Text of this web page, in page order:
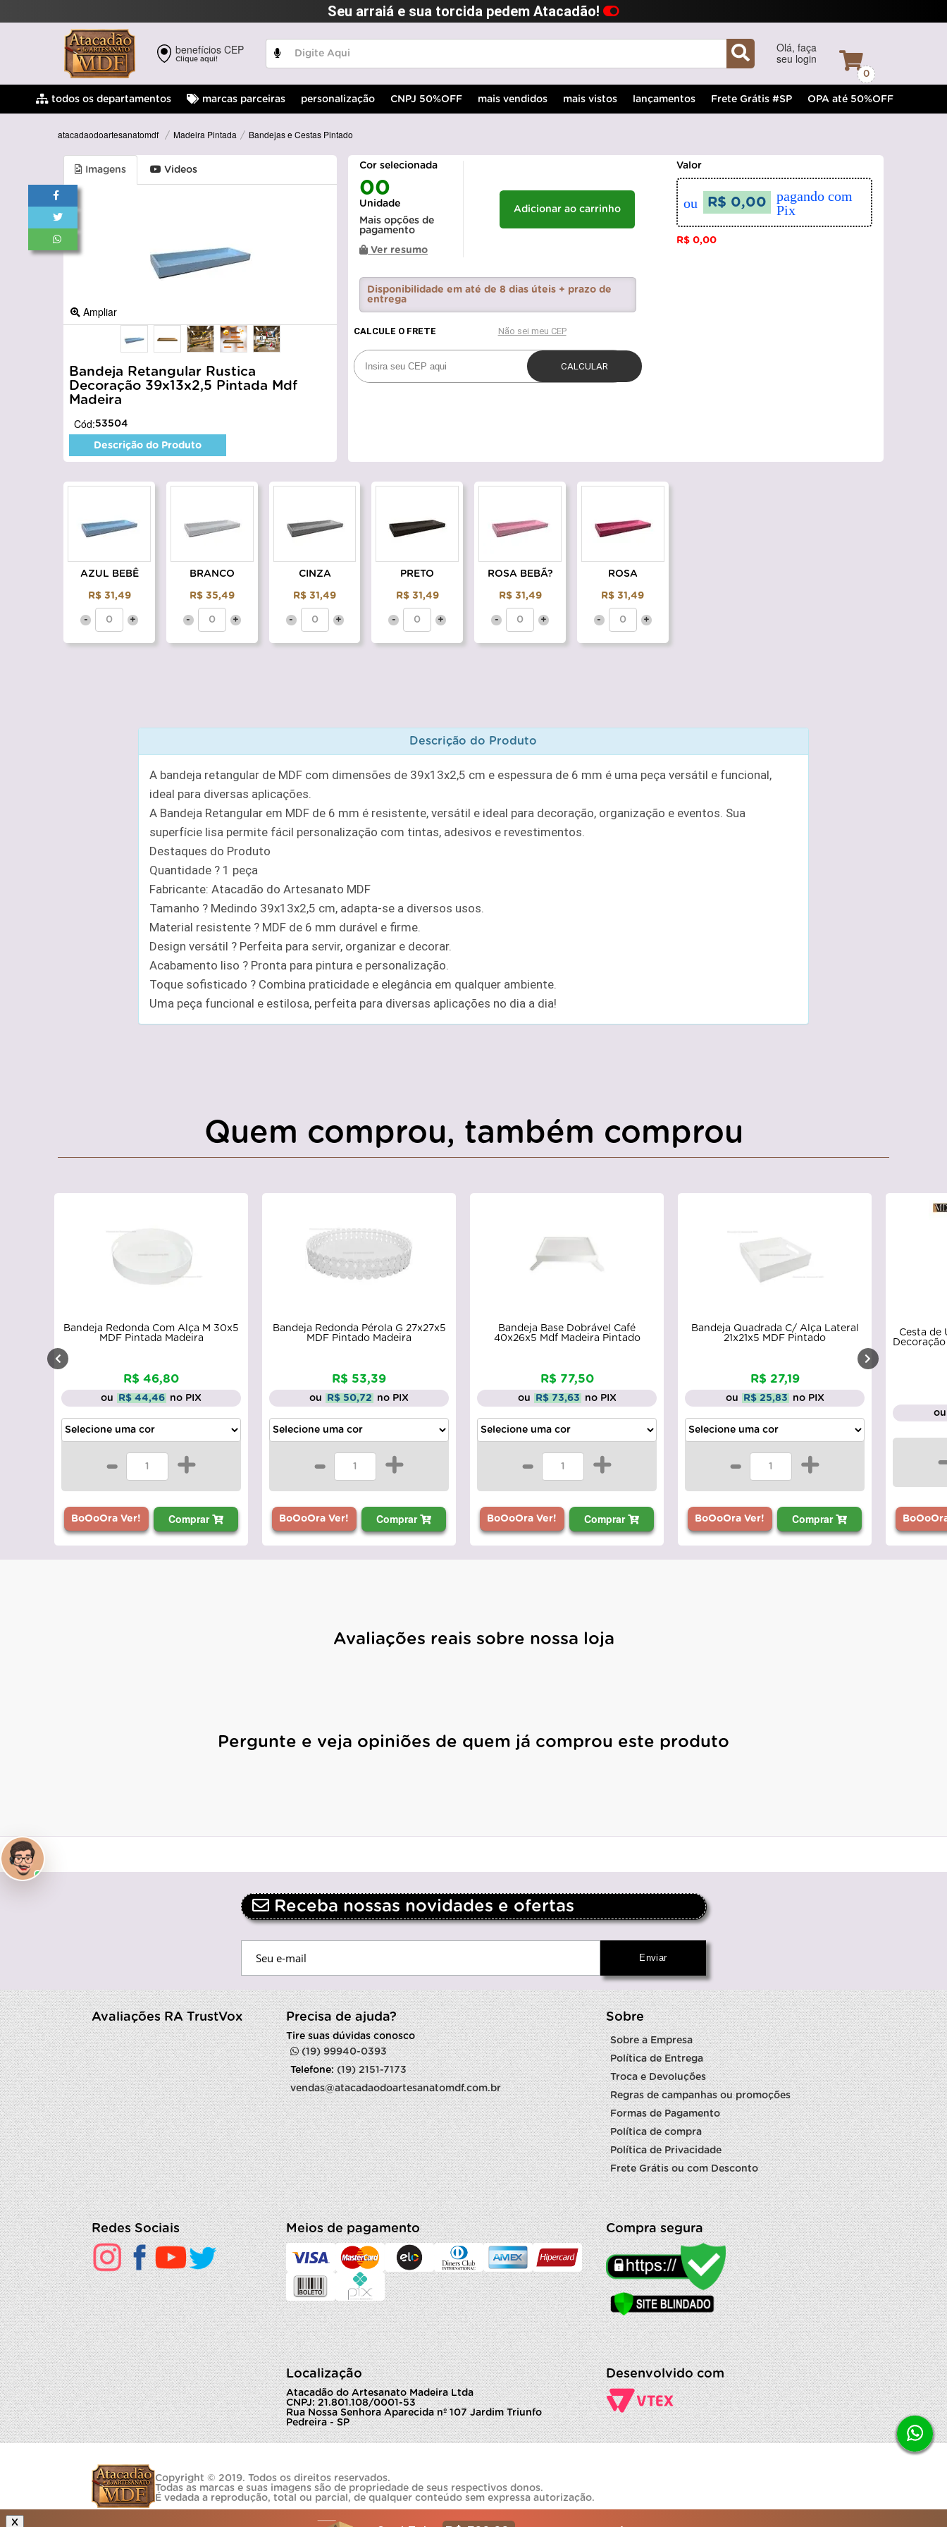
X
Seu arraiá e sua torcida pedem Atacadão!
benefícios CEP
Clique aqui!
Olá, faça
seu login
0
todos os departamentos marcas parceiras personalização CNPJ 50%OFF mais vendidos mais vistos lançamentos Frete Grátis #SP OPA até 50%OFF
atacadaodoartesanatomdf Madeira Pintada Bandejas e Cestas Pintado
Imagens Videos
Ampliar
Bandeja Retangular Rustica
Decoração 39x13x2,5 Pintada Mdf
Madeira
Cód:53504
Descrição do Produto
Cor selecionada
00
Unidade
Mais opções de
pagamento
Ver resumo
Adicionar ao carrinho
Valor
ou R$ 0,00
pagando com
Pix
R$ 0,00
Disponibilidade em até de 8 dias úteis + prazo de
entrega
AZUL BEBÊ
R$ 31,49
- +
BRANCO
R$ 35,49
- +
CINZA
R$ 31,49
- +
PRETO
R$ 31,49
- +
ROSA BEBÃ?
R$ 31,49
- +
ROSA
R$ 31,49
- +
Descrição do Produto
A bandeja retangular de MDF com dimensões de 39x13x2,5 cm e espessura de 6 mm é uma peça versátil e funcional,
ideal para diversas aplicações.
A Bandeja Retangular em MDF de 6 mm é resistente, versátil e ideal para decoração, organização e eventos. Sua
superfície lisa permite fácil personalização com tintas, adesivos e revestimentos.
Destaques do Produto
Quantidade ? 1 peça
Fabricante: Atacadão do Artesanato MDF
Tamanho ? Medindo 39x13x2,5 cm, adapta-se a diversos usos.
Material resistente ? MDF de 6 mm durável e firme.
Design versátil ? Perfeita para servir, organizar e decorar.
Acabamento liso ? Pronta para pintura e personalização.
Toque sofisticado ? Combina praticidade e elegância em qualquer ambiente.
Uma peça funcional e estilosa, perfeita para diversas aplicações no dia a dia!
Quem comprou, também comprou
Bandeja Redonda Com Alça M 30x5
MDF Pintada Madeira
R$ 46,80
ou R$ 44,46 no PIX
- +
BoOoOra Ver! Comprar
Bandeja Redonda Pérola G 27x27x5
MDF Pintado Madeira
R$ 53,39
ou R$ 50,72 no PIX
- +
BoOoOra Ver! Comprar
Bandeja Base Dobrável Café
40x26x5 Mdf Madeira Pintado
R$ 77,50
ou R$ 73,63 no PIX
- +
BoOoOra Ver! Comprar
Bandeja Quadrada C/ Alça Lateral
21x21x5 MDF Pintado
R$ 27,19
ou R$ 25,83 no PIX
- +
BoOoOra Ver! Comprar
Cesta de
ou
Avaliações reais sobre nossa loja
Pergunte e veja opiniões de quem já comprou este produto
Receba nossas novidades e ofertas
Avaliações RA TrustVox Precisa de ajuda?
Tire suas dúvidas conosco
(19) 99940-0393
Telefone:(19) 2151-7173
vendas@atacadaodoartesanatomdf.com.br
Sobre
Sobre a Empresa
Política de Entrega
Troca e Devoluções
Regras de campanhas ou promoções
Formas de Pagamento
Política de compra
Política de Privacidade
Frete Grátis ou com Desconto
Redes Sociais Meios de pagamento Compra segura
Localização
Atacadão do Artesanato Madeira Ltda
CNPJ: 21.801.108/0001-53
Rua Nossa Senhora Aparecida nº 107 Jardim Triunfo
Pedreira - SP
Desenvolvido com
Copyright © 2019. Todos os direitos reservados.
Todas as marcas e suas imagens são de propriedade de seus respectivos donos.
É vedada a reprodução, total ou parcial, de qualquer conteúdo sem expressa autorização.